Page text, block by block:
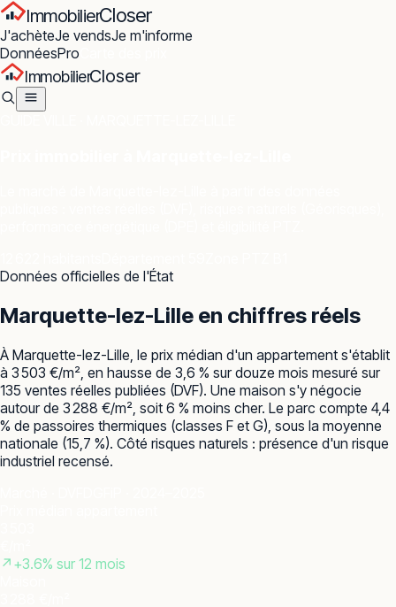
ImmobilierCloser
J'achèteJe vendsJe m'informe
DonnéesPro
ImmobilierCloser
Données officielles de l'État
Marquette-lez-Lille en chiffres réels
À Marquette-lez-Lille, le prix médian d'un appartement s'établit
à 3 503 €/m², en hausse de 3,6 % sur douze mois mesuré sur
135 ventes réelles publiées (DVF). Une maison s'y négocie
autour de 3 288 €/m², soit 6 % moins cher. Le parc compte 4,4
% de passoires thermiques (classes F et G), sous la moyenne
nationale (15,7 %). Côté risques naturels : présence d'un risque
industriel recensé.
↗ +3.6% sur 12 mois